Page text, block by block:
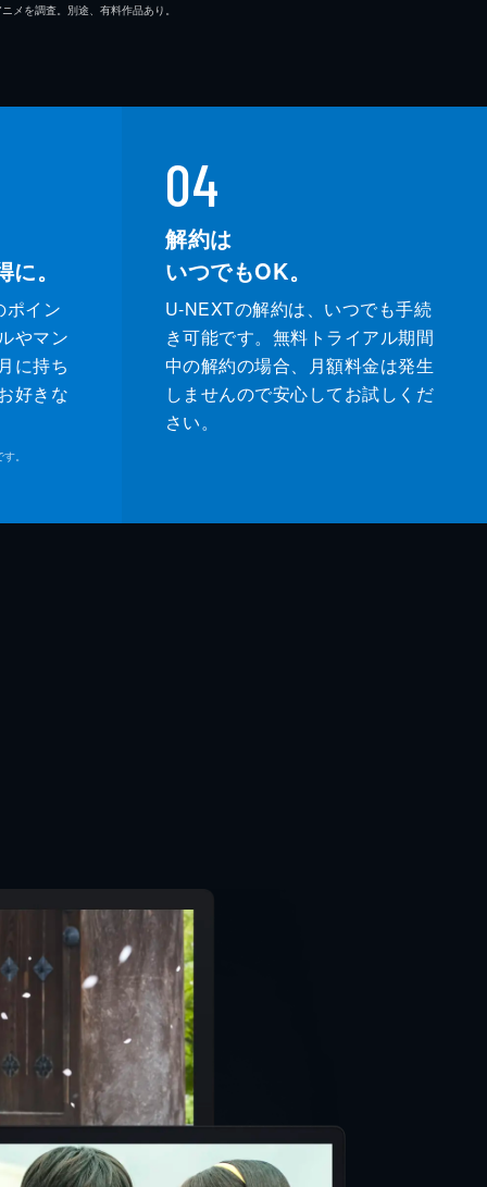
を調査。別途、有料作品あり。
。
ポイン
やマン
に持ち
好きな
。
04
解約は
いつでもOK。
U-NEXTの解約は、いつでも手続
き可能です。無料トライアル期間
中の解約の場合、月額料金は発生
しませんので安心してお試しくだ
さい。